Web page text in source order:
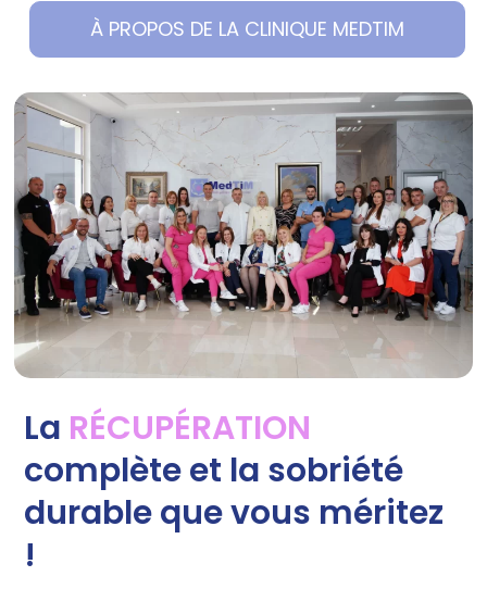
À PROPOS DE LA CLINIQUE MEDTIM
La RÉCUPÉRATION
complète et la sobriété
durable que vous méritez
!